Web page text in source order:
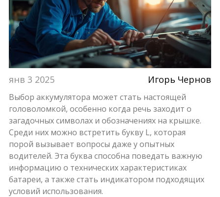
янв 3 2025 Игорь Чернов
Выбор аккумулятора может стать настоящей
головоломкой, особенно когда речь заходит о
загадочных символах и обозначениях на крышке.
Среди них можно встретить букву L, которая
порой вызывает вопросы даже у опытных
водителей. Эта буква способна поведать важную
информацию о технических характеристиках
батареи, а также стать индикатором подходящих
условий использования.